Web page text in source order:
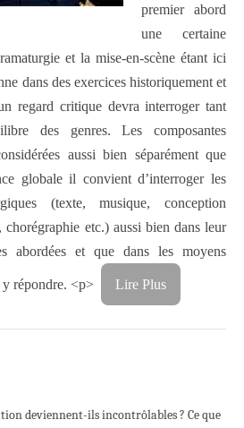
premier abord
une certaine
et la mise-en-scène étant ici
dans des exercices historiquement et
regard critique devra interroger tant
des genres. Les composantes
aussi bien séparément que
globale il convient d’interroger les
(texte, musique, conception
chorégraphie etc.) aussi bien dans leur
abordées et que dans les moyens
y répondre. <p> Lire Plus
deviennent-ils incontrôlables ? Ce que